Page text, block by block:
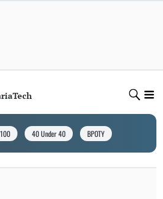
Tech
40 Under 40 BPOTY